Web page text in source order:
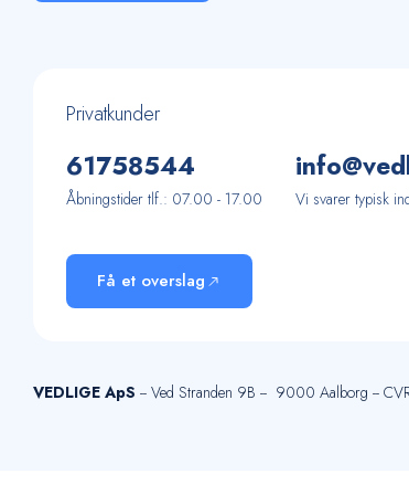
Privatkunder
61758544
Åbningstider tlf.: 07.00 - 17.00 Vi svarer typisk
Få et overslag
VEDLIGE ApS -- Ved Stranden 9B -- 9000 Aalborg --